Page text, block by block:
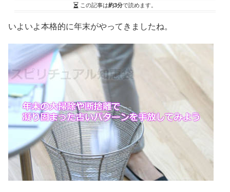
この記事は約3分で読めます。
いよいよ本格的に年末がやってきましたね。